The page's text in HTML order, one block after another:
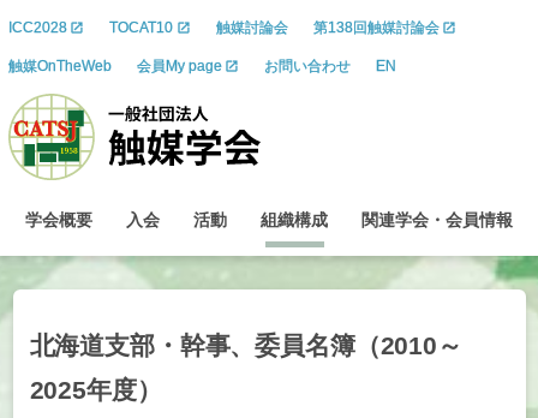
ICC2028 TOCAT10 触媒討論会 第138回触媒討論会
触媒OnTheWeb 会員My page お問い合わせ EN
学会概要 入会 活動 組織構成 関連学会 ・ 会員情報
北海道支部・ 幹事、委員名簿（2010～
2025年度）